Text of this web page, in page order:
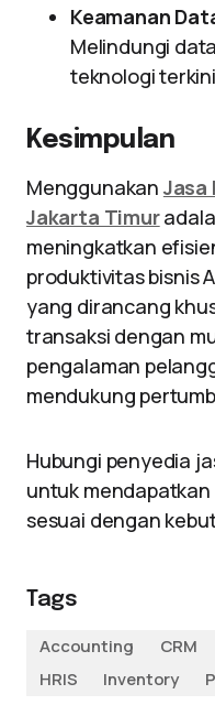
Keamanan
Melindungi
teknologi
Kesimpulan
Menggunakan Jasa
Jakarta Timur
meningkatkan
produktivitas bisnis
yang dirancang
transaksi dengan
pengalaman
mendukung
Hubungi penyedia
untuk mendapatkan
sesuai dengan
Tags
Accounting
CRM
HRIS
Inventory